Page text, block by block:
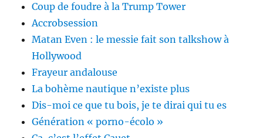
Coup de foudre à la Trump Tower
Accrobsession
Matan Even : le messie fait son talkshow à
Hollywood
Frayeur andalouse
La bohème nautique n’existe plus
Dis-moi ce que tu bois, je te dirai qui tu es
Génération « porno-écolo »